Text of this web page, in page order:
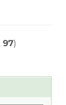
97)